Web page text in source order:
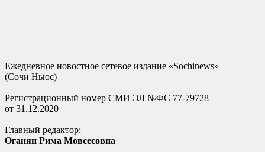
Ежедневное новостное сетевое издание «Sochinews»
(Сочи Ньюс)
Регистрационный номер СМИ ЭЛ №ФС 77-79728
от 31.12.2020
Главный редактор:
Оганян Рима Мовсесовна